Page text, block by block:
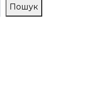
Пошук